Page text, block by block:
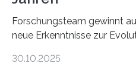
Forschungsteam gewinnt
neue Erkenntnisse zur
Landpflanzen zählen zu
30.10.2025